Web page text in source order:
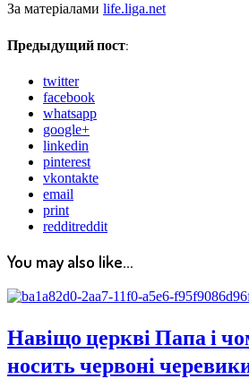
За матеріалами life.liga.net
Предыдущий пост:
twitter
facebook
whatsapp
google+
linkedin
pinterest
vkontakte
email
print
redditreddit
You may also like...
Навіщо церкві Папа і
носить червоні